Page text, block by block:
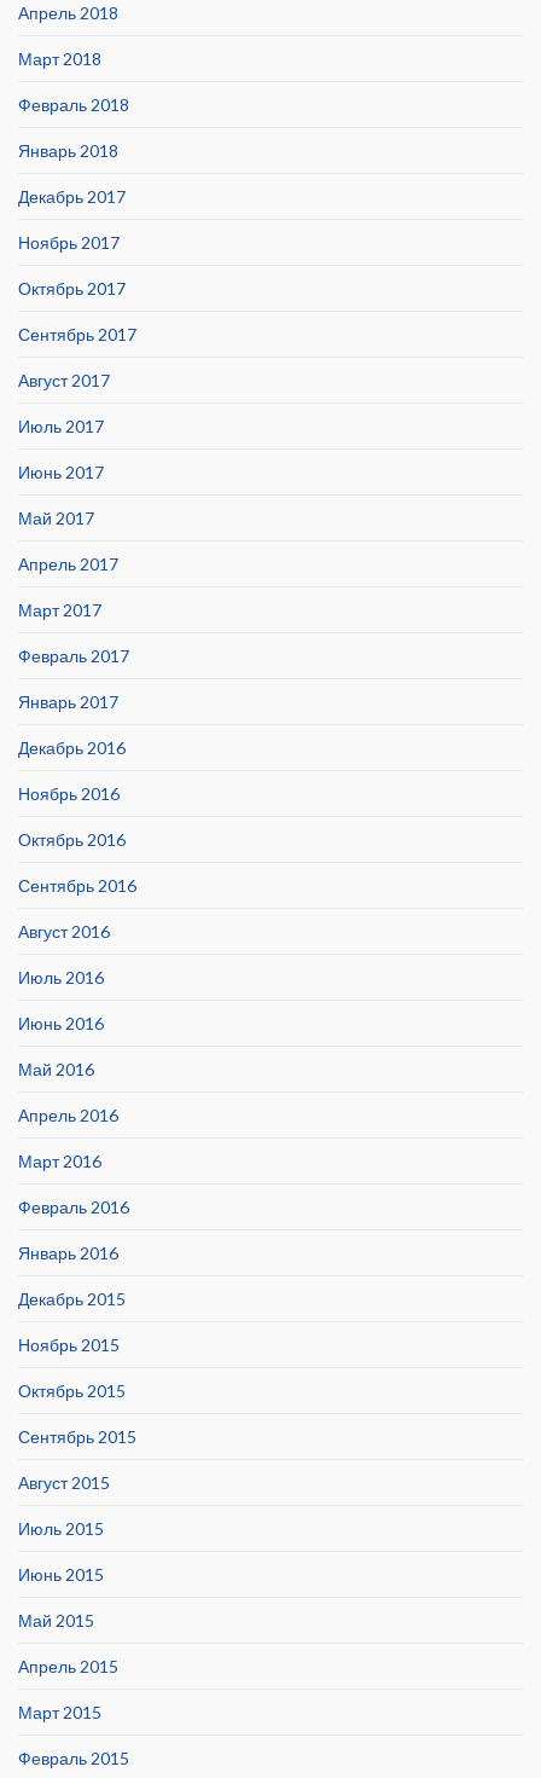
Апрель 2018
Март 2018
Февраль 2018
Январь 2018
Декабрь 2017
Ноябрь 2017
Октябрь 2017
Сентябрь 2017
Август 2017
Июль 2017
Июнь 2017
Май 2017
Апрель 2017
Март 2017
Февраль 2017
Январь 2017
Декабрь 2016
Ноябрь 2016
Октябрь 2016
Сентябрь 2016
Август 2016
Июль 2016
Июнь 2016
Май 2016
Апрель 2016
Март 2016
Февраль 2016
Январь 2016
Декабрь 2015
Ноябрь 2015
Октябрь 2015
Сентябрь 2015
Август 2015
Июль 2015
Июнь 2015
Май 2015
Апрель 2015
Март 2015
Февраль 2015